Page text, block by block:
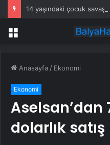
14 yaşındaki çocuk savaş
Menü
Anasayfa / Ekonomi
Ekonomi
Aselsan’dan
dolarlık satış